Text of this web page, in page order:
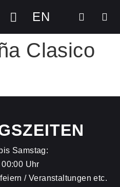
EN
Clasico
Samstag:
Uhr
/ Veranstaltungen etc.